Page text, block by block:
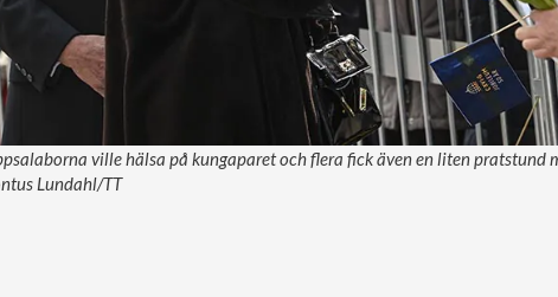
ville hälsa på kungaparet och flera fick även en liten pratstund
Lundahl/TT